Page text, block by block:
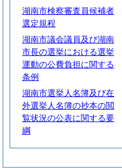
湖南市検察審査員候補者
選定規程
湖南市議会議員及び湖南
市長の選挙における選挙
運動の公費負担に関する
条例
湖南市選挙人名簿及び在
外選挙人名簿の抄本の閲
覧状況の公表に関する要
綱